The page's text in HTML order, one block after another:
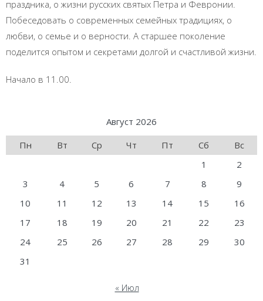
праздника, о жизни русских святых Петра и Февронии.
Побеседовать о современных семейных традициях, о
любви, о семье и о верности. А старшее поколение
поделится опытом и секретами долгой и счастливой жизни.
Начало в 11.00.
Август 2026
Пн
Вт Ср Чт Пт Сб
Вс
1
2
3
4 5 6 7 8
9
10
11 12 13 14 15
16
17
18 19 20 21 22
23
24
25 26 27 28 29
30
31
« Июл